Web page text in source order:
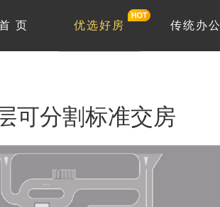
页 优选好房 传统办公
可分割标准交房